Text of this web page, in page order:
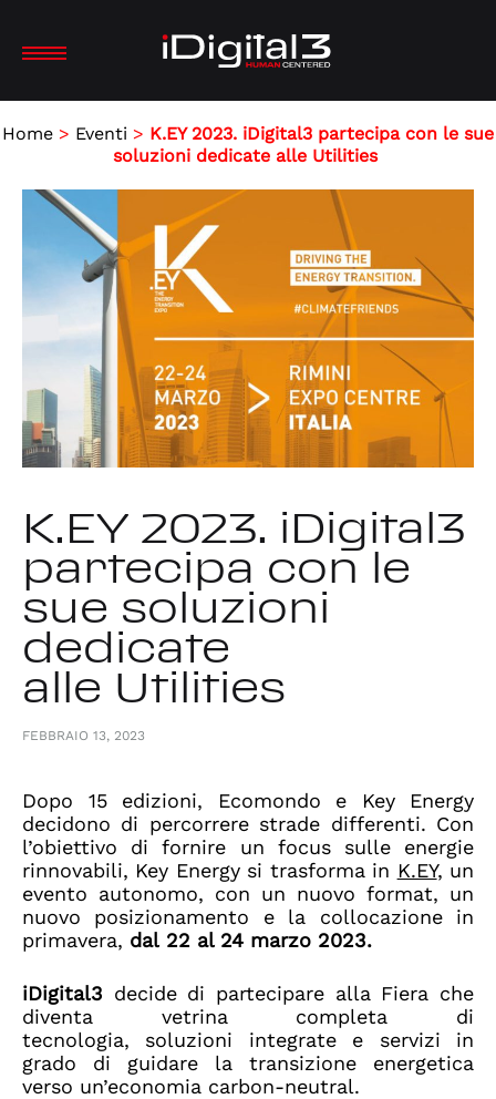
Home > Eventi > K.EY 2023. iDigital3 partecipa con le sue
soluzioni dedicate alle Utilities
K.EY 2023. iDigital3
partecipa con le
sue soluzioni
dedicate
alle Utilities
FEBBRAIO 13, 2023
Dopo 15 edizioni, Ecomondo e Key Energy
decidono di percorrere strade differenti. Con
l’obiettivo di fornire un focus sulle energie
rinnovabili, Key Energy si trasforma in K.EY, un
evento autonomo, con un nuovo format, un
nuovo posizionamento e la collocazione in
primavera, dal 22 al 24 marzo 2023.
iDigital3 decide di partecipare alla Fiera che
diventa vetrina completa di
tecnologia, soluzioni integrate e servizi in
grado di guidare la transizione energetica
verso un’economia carbon-neutral.